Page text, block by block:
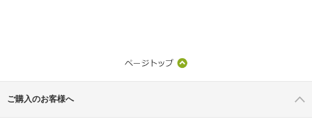
ご購入のお客様へ